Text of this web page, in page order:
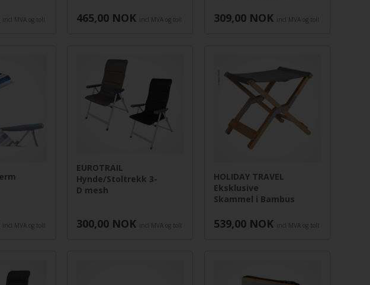
incl MVA og toll 465,00 NOK incl MVA og toll 309,00 NOK incl MVA og toll
incl MVA og toll
EUROTRAIL
Hynde/Stoltrekk 3-
D mesh
300,00 NOK incl MVA og toll
HOLIDAY TRAVEL
Eksklusive
Skammel i Bambus
539,00 NOK incl MVA og toll